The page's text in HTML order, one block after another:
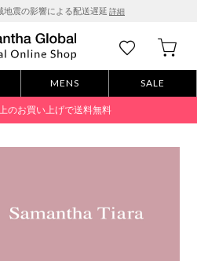
地震の影響による配送遅延 詳細
MENS SALE
のお買い上げで送料無料